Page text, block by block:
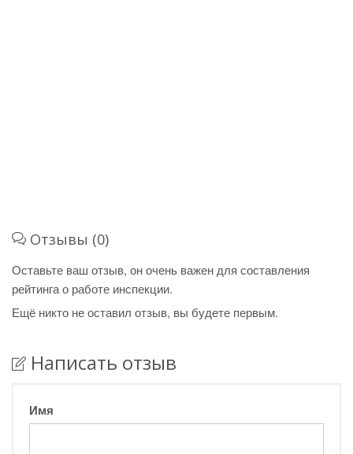
Отзывы (0)
Оставьте ваш отзыв, он очень важен для составления
рейтинга о работе инспекции.
Ещё никто не оставил отзыв, вы будете первым.
Написать отзыв
Имя